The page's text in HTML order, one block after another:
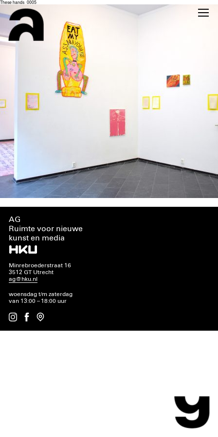
These hands_0005
AG
Ruimte voor nieuwe
kunst en media
Minrebroederstraat 16
3512 GT Utrecht
ag@hku.nl
woensdag t/m zaterdag
van 13:00 – 18:00 uur